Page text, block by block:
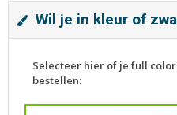
Wil je in kleur of
Selecteer hier of je full
bestellen: